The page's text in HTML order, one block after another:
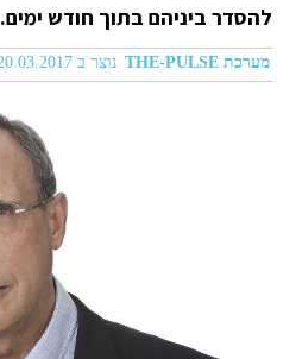
להסדר ביניהם בתוך חודש ימים.
מערכת THE-PULSE נוצר ב 20.03.2017 06:03